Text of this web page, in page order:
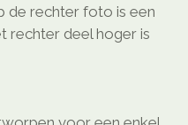
de rechter foto is een
rechter deel hoger is